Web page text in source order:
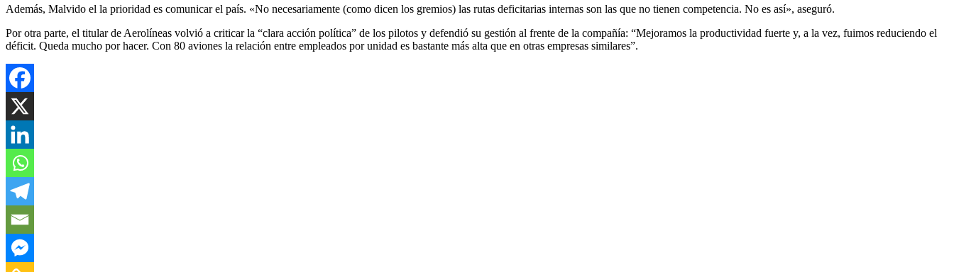
Además, Malvido el la prioridad es comunicar el país. «No necesariamente (como dicen los gremios) las rutas deficitarias internas son las que no tienen competencia. No es así», aseguró.
Por otra parte, el titular de Aerolíneas volvió a criticar la “clara acción política” de los pilotos y defendió su gestión al frente de la compañía: “Mejoramos la productividad fuerte y, a la vez, fuimos reduciendo el
déficit. Queda mucho por hacer. Con 80 aviones la relación entre empleados por unidad es bastante más alta que en otras empresas similares”.